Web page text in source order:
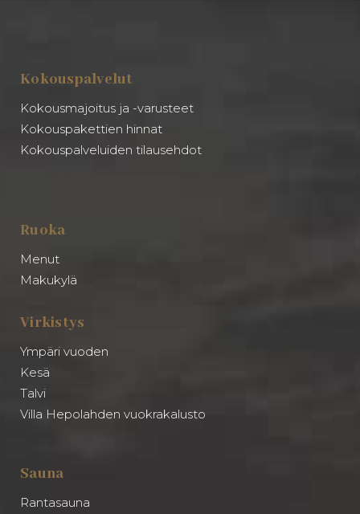
Kokouspalvelut
Kokousmajoitus ja -varusteet
Kokouspakettien hinnat
Kokouspalveluiden tilausehdot
Ruoka
Menut
Makukylä
Virkistys
Ympäri vuoden
Kesä
Talvi
Villa Hepolahden vuokrakalusto
Sauna
Rantasauna